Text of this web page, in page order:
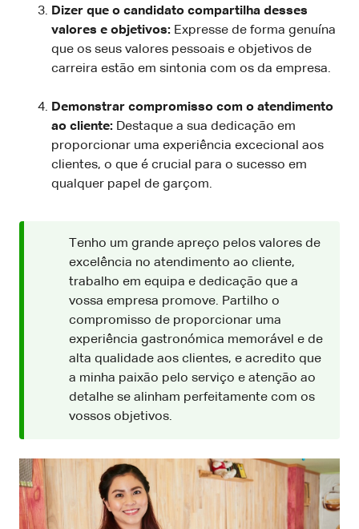
Dizer que o candidato compartilha desses
valores e objetivos: Expresse de forma genuína
que os seus valores pessoais e objetivos de
carreira estão em sintonia com os da empresa.
Demonstrar compromisso com o atendimento
ao cliente: Destaque a sua dedicação em
proporcionar uma experiência excecional aos
clientes, o que é crucial para o sucesso em
qualquer papel de garçom.
Tenho um grande apreço pelos valores de
excelência no atendimento ao cliente,
trabalho em equipa e dedicação que a
vossa empresa promove. Partilho o
compromisso de proporcionar uma
experiência gastronómica memorável e de
alta qualidade aos clientes, e acredito que
a minha paixão pelo serviço e atenção ao
detalhe se alinham perfeitamente com os
vossos objetivos.